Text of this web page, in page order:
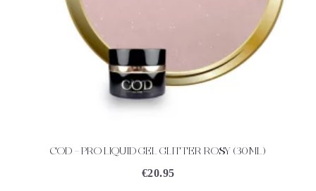
ACHETEZ DÉTAILS
COD – PRO LIQUID GEL GLITTER ROSY (30ML)
€20.95